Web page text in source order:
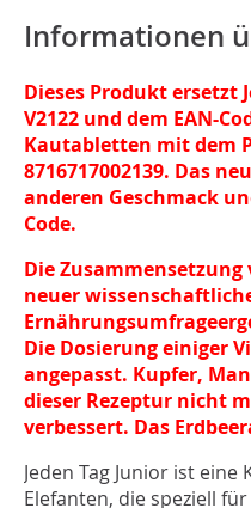
Informationen
Dieses Produkt ersetzt
V2122 und dem EAN-
Kautabletten mit dem
8716717002139. Das
anderen Geschmack
Code.
Die
neuer
Die Dosierung einiger
angepasst. Kupfer,
dieser Rezeptur nicht
verbessert. Das
Jeden Tag Junior ist
Elefanten, die speziell